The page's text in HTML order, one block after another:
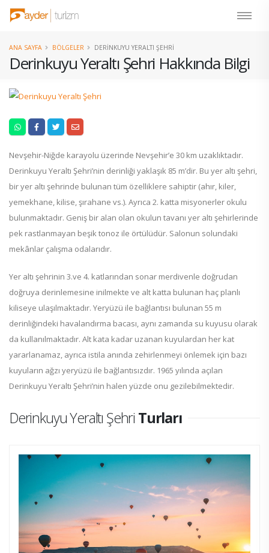
Derinkuyu Yeraltı Şehri Hakkında Bilgi
ANA SAYFA BÖLGELER DERINKUYU YERALTI ŞEHRI
Nevşehir-Niğde karayolu üzerinde Nevşehir’e 30 km uzaklıktadır.
Derinkuyu Yeraltı Şehri’nin derinliği yaklaşık 85 m’dir. Bu yer altı şehri,
bir yer altı şehrinde bulunan tüm özelliklere sahiptir (ahır, kiler,
yemekhane, kilise, şırahane vs.). Ayrıca 2. katta misyonerler okulu
bulunmaktadır. Geniş bir alan olan okulun tavanı yer altı şehirlerinde
pek rastlanmayan beşik tonoz ile örtülüdür. Salonun solundaki
mekânlar çalışma odalarıdır.
Yer altı şehrinin 3.ve 4. katlarından sonar merdivenle doğrudan
doğruya derinlemesine inilmekte ve alt katta bulunan haç planlı
kiliseye ulaşılmaktadır. Yeryüzü ile bağlantısı bulunan 55 m
derinliğindeki havalandırma bacası, aynı zamanda su kuyusu olarak
da kullanılmaktadır. Alt kata kadar uzanan kuyulardan her kat
yararlanamaz, ayrıca istila anında zehirlenmeyi önlemek için bazı
kuyuların ağzı yeryüzü ile bağlantısızdır. 1965 yılında açılan
Derinkuyu Yeraltı Şehri’nin halen yüzde onu gezilebilmektedir.
Derinkuyu Yeraltı Şehri Turları